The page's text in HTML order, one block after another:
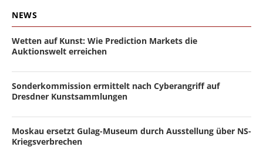
NEWS
Wetten auf Kunst: Wie Prediction Markets die
Auktionswelt erreichen
Sonderkommission ermittelt nach Cyberangriff auf
Dresdner Kunstsammlungen
Moskau ersetzt Gulag-Museum durch Ausstellung über NS-
Kriegsverbrechen